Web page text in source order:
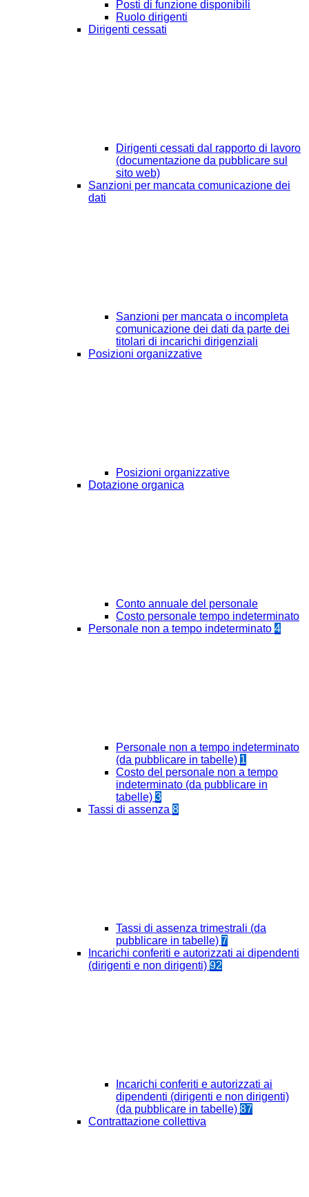
Posti di funzione disponibili
Ruolo dirigenti
Dirigenti cessati
Dirigenti cessati dal rapporto di lavoro
(documentazione da pubblicare sul
sito web)
Sanzioni per mancata comunicazione dei
dati
Sanzioni per mancata o incompleta
comunicazione dei dati da parte dei
titolari di incarichi dirigenziali
Posizioni organizzative
Posizioni organizzative
Dotazione organica
Conto annuale del personale
Costo personale tempo indeterminato
Personale non a tempo indeterminato 4
Personale non a tempo indeterminato
(da pubblicare in tabelle) 1
Costo del personale non a tempo
indeterminato (da pubblicare in
tabelle) 3
Tassi di assenza 8
Tassi di assenza trimestrali (da
pubblicare in tabelle) 7
Incarichi conferiti e autorizzati ai dipendenti
(dirigenti e non dirigenti) 92
Incarichi conferiti e autorizzati ai
dipendenti (dirigenti e non dirigenti)
(da pubblicare in tabelle) 87
Contrattazione collettiva